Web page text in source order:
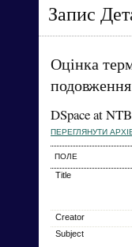
Запис
Оцінка
подовження
DSpace at
ПЕРЕГЛЯНУТИ
ПОЛЕ
Title
Creator
Subject